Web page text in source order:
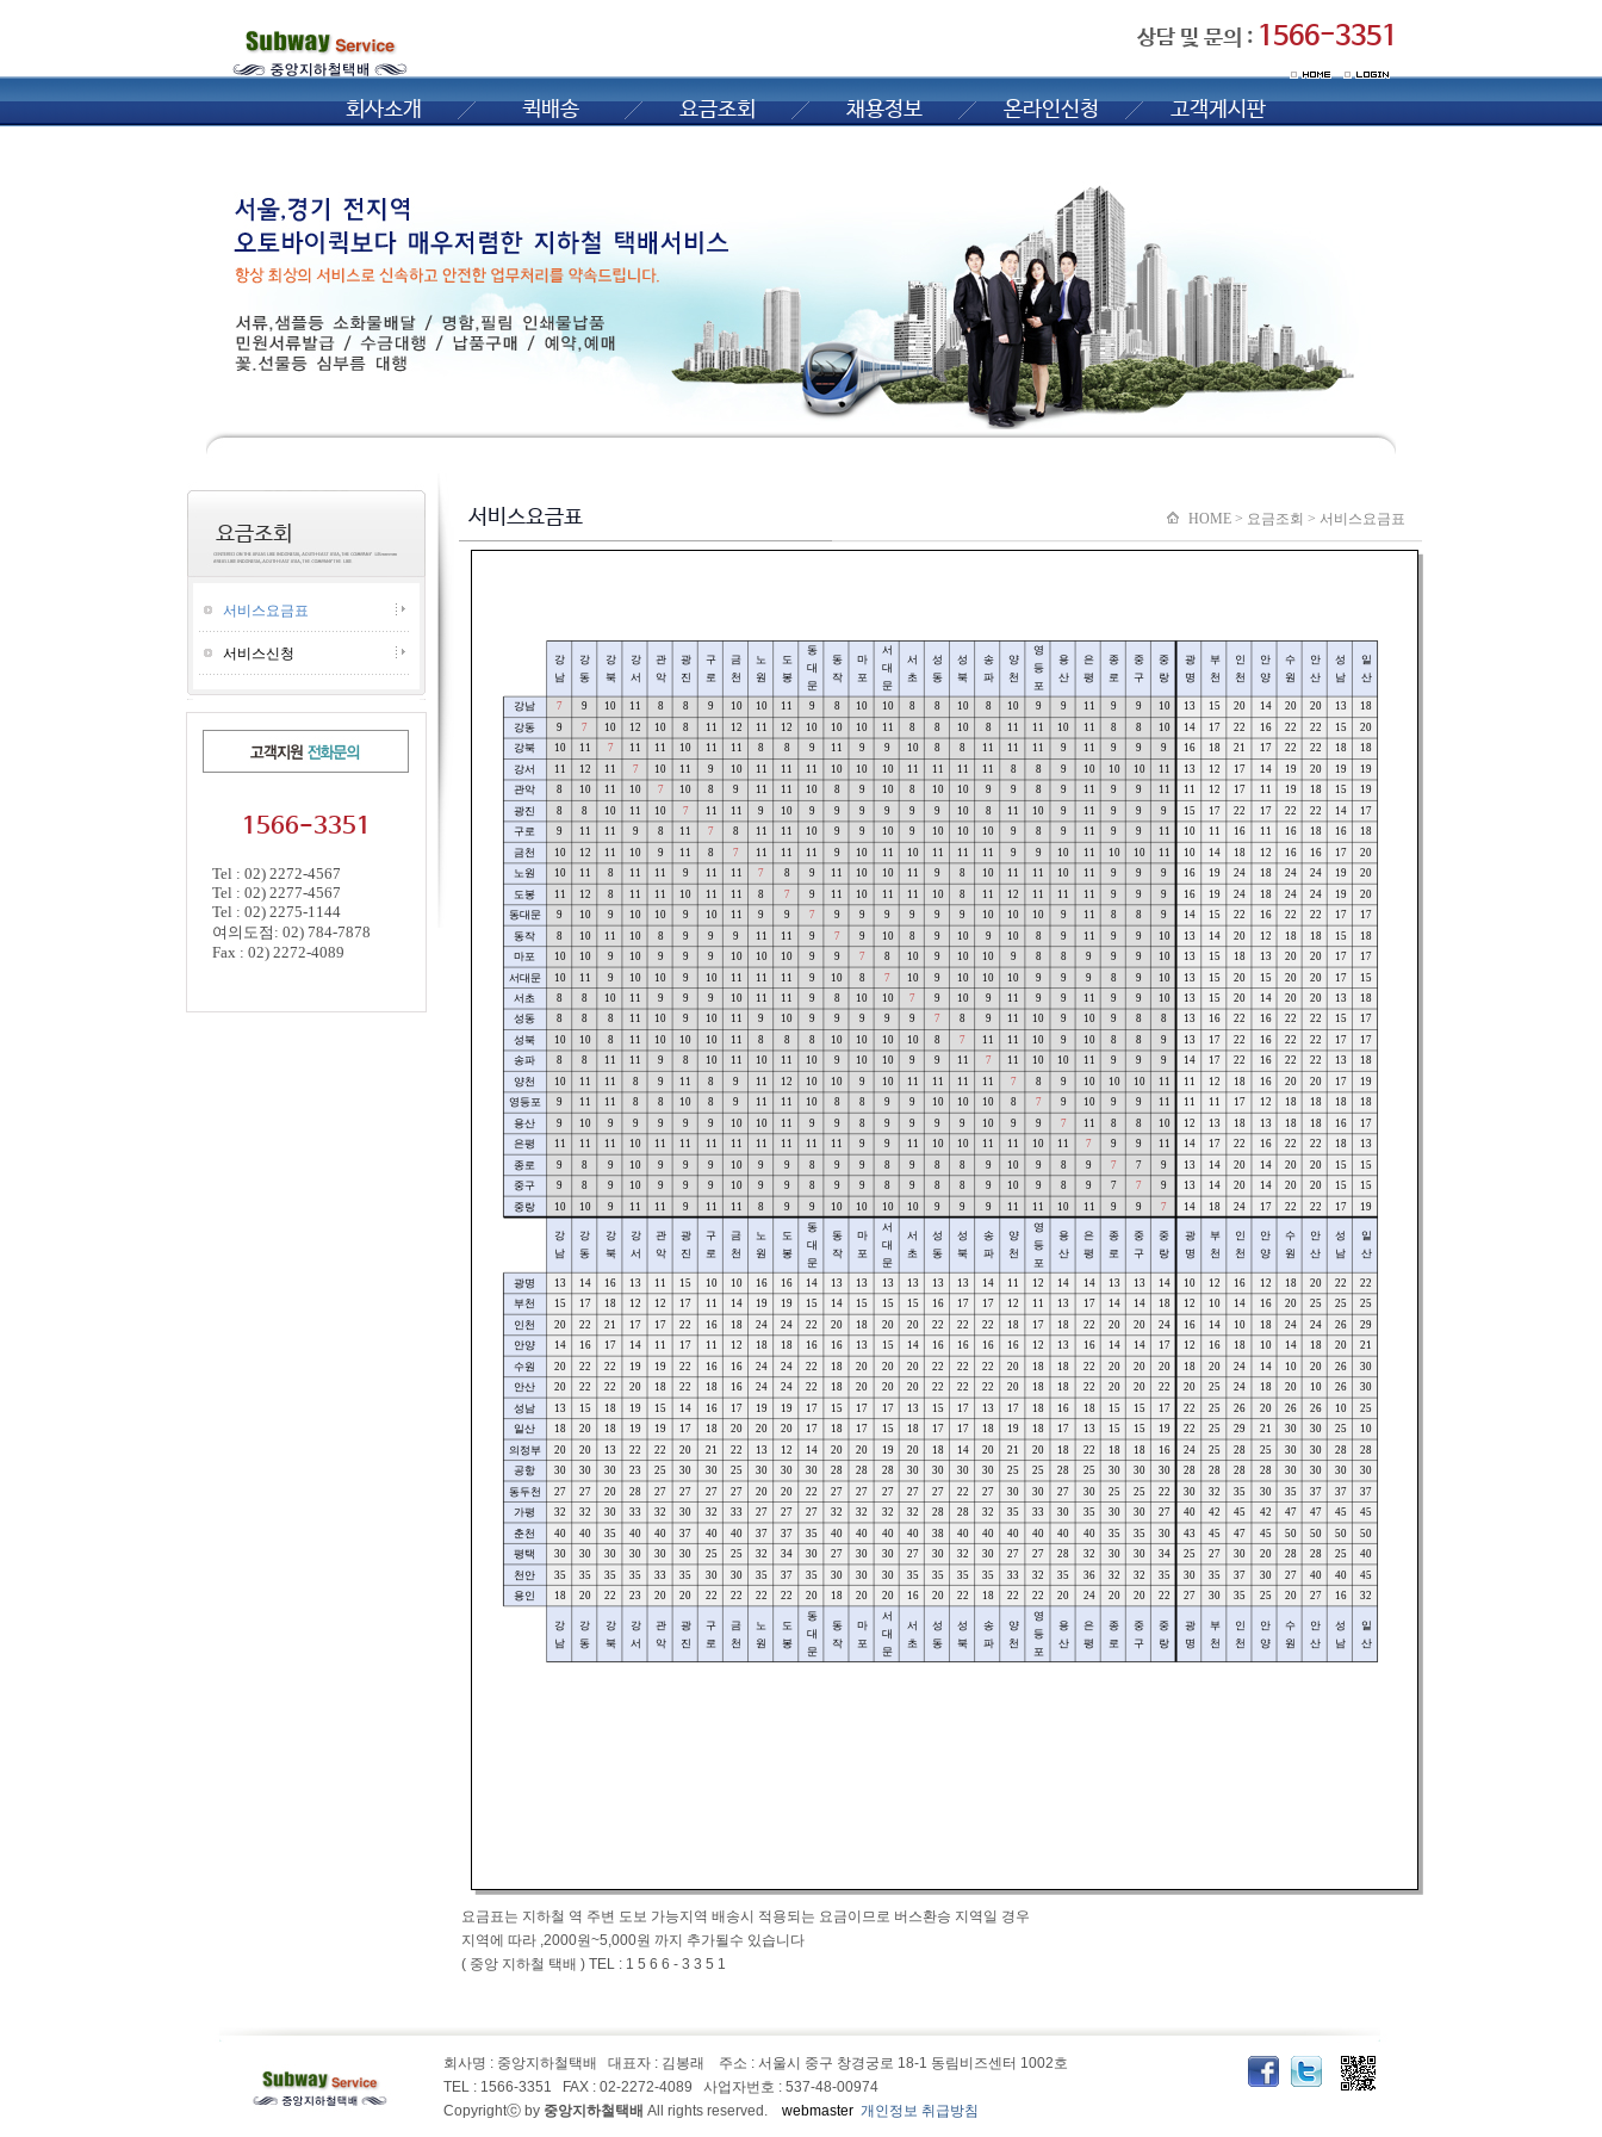
상담 및 문의 : 1566-3351
회사소개 퀵배송 요금조회 채용정보 온라인신청 고객게시판
요금조회
서비스요금표
서비스신청
1566-3351
Tel : 02) 2272-4567
Tel : 02) 2277-4567
Tel : 02) 2275-1144
여의도점: 02) 784-7878
Fax : 02) 2272-4089
서비스요금표 HOME > 요금조회 > 서비스요금표
강
남
강
동
강
북
강
서
관
악
광
진
구
로
금
천
노
원
도
봉
동
대
문
동
작
마
포
서
대
문
서
초
성
동
성
북
송
파
양
천
영
등
포
용
산
은
평
종
로
중
구
중
랑
광
명
부
천
인
천
안
양
수
원
안
산
성
남
일
산
강남 7 9 10 11 8 8 9 10 10 11 9 8 10 10 8 8 10 8 10 9 9 11 9 9 10 13 15 20 14 20 20 13
18
강동
9 7 10 12 10 8 11 12 11 12 10 10 10 11 8 8 10 8 11 11 10 11 8 8 10 14 17 22 16 22 22 15
20
강북
10 11 7 11 11 10 11 11 8 8 9 11 9 9 10 8 8 11 11 11 9 11 9 9 9 16 18 21 17 22 22 18
18
강서
11 12 11 7 10 11 9 10 11 11 11 10 10 10 11 11 11 11 8 8 9 10 10 10 11 13 12 17 14 19 20 19
19
관악
8 10 11 10 7 10 8 9 11 11 10 8 9 10 8 10 10 9 9 8 9 11 9 9 11 11 12 17 11 19 18 15
19
광진
8 8 10 11 10 7 11 11 9 10 9 9 9 9 9 9 10 8 11 10 9 11 9 9 9 15 17 22 17 22 22 14
17
구로
9 11 11 9 8 11 7 8 11 11 10 9 9 10 9 10 10 10 9 8 9 11 9 9 11 10 11 16 11 16 18 16
18
금천
10 12 11 10 9 11 8 7 11 11 11 9 10 11 10 11 11 11 9 9 10 11 10 10 11 10 14 18 12 16 16 17
20
노원
10 11 8 11 11 9 11 11 7 8 9 11 10 10 11 9 8 10 11 11 10 11 9 9 9 16 19 24 18 24 24 19
20
도봉
11 12 8 11 11 10 11 11 8 7 9 11 10 11 11 10 8 11 12 11 11 11 9 9 9 16 19 24 18 24 24 19
20
동대문
9 10 9 10 10 9 10 11 9 9 7 9 9 9 9 9 9 10 10 10 9 11 8 8 9 14 15 22 16 22 22 17
17
동작
8 10 11 10 8 9 9 9 11 11 9 7 9 10 8 9 10 9 10 8 9 11 9 9 10 13 14 20 12 18 18 15
18
마포
10 10 9 10 9 9 9 10 10 10 9 9 7 8 10 9 10 10 9 8 8 9 9 9 10 13 15 18 13 20 20 17
17
서대문
10 11 9 10 10 9 10 11 11 11 9 10 8 7 10 9 10 10 10 9 9 9 8 9 10 13 15 20 15 20 20 17
15
서초
8 8 10 11 9 9 9 10 11 11 9 8 10 10 7 9 10 9 11 9 9 11 9 9 10 13 15 20 14 20 20 13
18
성동
8 8 8 11 10 9 10 11 9 10 9 9 9 9 9 7 8 9 11 10 9 10 9 8 8 13 16 22 16 22 22 15
17
성북
10 10 8 11 10 10 10 11 8 8 8 10 10 10 10 8 7 11 11 10 9 10 8 8 9 13 17 22 16 22 22 17
17
송파
8 8 11 11 9 8 10 11 10 11 10 9 10 10 9 9 11 7 11 10 10 11 9 9 9 14 17 22 16 22 22 13
18
양천
10 11 11 8 9 11 8 9 11 12 10 10 9 10 11 11 11 11 7 8 9 10 10 10 11 11 12 18 16 20 20 17
19
영등포
9 11 11 8 8 10 8 9 11 11 10 8 8 9 9 10 10 10 8 7 9 10 9 9 11 11 11 17 12 18 18 18
18
용산
9 10 9 9 9 9 9 10 10 11 9 9 8 9 9 9 9 10 9 9 7 11 8 8 10 12 13 18 13 18 18 16
17
은평
11 11 11 10 11 11 11 11 11 11 11 11 9 9 11 10 10 11 11 10 11 7 9 9 11 14 17 22 16 22 22 18
13
종로
9 8 9 10 9 9 9 10 9 9 8 9 9 8 9 8 8 9 10 9 8 9 7 7 9 13 14 20 14 20 20 15
15
중구
9 8 9 10 9 9 9 10 9 9 8 9 9 8 9 8 8 9 10 9 8 9 7 7 9 13 14 20 14 20 20 15
15
중랑
10 10 9 11 11 9 11 11 8 9 9 10 10 10 10 9 9 9 11 11 10 11 9 9 7 14 18 24 17 22 22 17 19
강
남
강
동
강
북
강
서
관
악
광
진
구
로
금
천
노
원
도
봉
동
대
문
동
작
마
포
서
대
문
서
초
성
동
성
북
송
파
양
천
영
등
포
용
산
은
평
종
로
중
구
중
랑
광
명
부
천
인
천
안
양
수
원
안
산
성
남
일
산
광명 13 14 16 13 11 15 10 10 16 16 14 13 13 13 13 13 13 14 11 12 14 14 13 13 14 10 12 16 12 18 20 22
22
부천
15 17 18 12 12 17 11 14 19 19 15 14 15 15 15 16 17 17 12 11 13 17 14 14 18 12 10 14 16 20 25 25
25
인천
20 22 21 17 17 22 16 18 24 24 22 20 18 20 20 22 22 22 18 17 18 22 20 20 24 16 14 10 18 24 24 26
29
안양
14 16 17 14 11 17 11 12 18 18 16 16 13 15 14 16 16 16 16 12 13 16 14 14 17 12 16 18 10 14 18 20
21
수원
20 22 22 19 19 22 16 16 24 24 22 18 20 20 20 22 22 22 20 18 18 22 20 20 20 18 20 24 14 10 20 26
30
안산
20 22 22 20 18 22 18 16 24 24 22 18 20 20 20 22 22 22 20 18 18 22 20 20 22 20 25 24 18 20 10 26
30
성남
13 15 18 19 15 14 16 17 19 19 17 15 17 17 13 15 17 13 17 18 16 18 15 15 17 22 25 26 20 26 26 10
25
일산
18 20 18 19 19 17 18 20 20 20 17 18 17 15 18 17 17 18 19 18 17 13 15 15 19 22 25 29 21 30 30 25
10
의정부
20 20 13 22 22 20 21 22 13 12 14 20 20 19 20 18 14 20 21 20 18 22 18 18 16 24 25 28 25 30 30 28
28
공항
30 30 30 23 25 30 30 25 30 30 30 28 28 28 30 30 30 30 25 25 28 25 30 30 30 28 28 28 28 30 30 30
30
동두천
27 27 20 28 27 27 27 27 20 20 22 27 27 27 27 27 22 27 30 30 27 30 25 25 22 30 32 35 30 35 37 37
37
가평
32 32 30 33 32 30 32 33 27 27 27 32 32 32 32 28 28 32 35 33 30 35 30 30 27 40 42 45 42 47 47 45
45
춘천
40 40 35 40 40 37 40 40 37 37 35 40 40 40 40 38 40 40 40 40 40 40 35 35 30 43 45 47 45 50 50 50
50
평택
30 30 30 30 30 30 25 25 32 34 30 27 30 30 27 30 32 30 27 27 28 32 30 30 34 25 27 30 20 28 28 25
40
천안
35 35 35 35 33 35 30 30 35 37 35 30 30 30 35 35 35 35 33 32 35 36 32 32 35 30 35 37 30 27 40 40
45
용인
18 20 22 23 20 20 22 22 22 22 20 18 20 20 16 20 22 18 22 22 20 24 20 20 22 27 30 35 25 20 27 16 32
강
남
강
동
강
북
강
서
관
악
광
진
구
로
금
천
노
원
도
봉
동
대
문
동
작
마
포
서
대
문
서
초
성
동
성
북
송
파
양
천
영
등
포
용
산
은
평
종
로
중
구
중
랑
광
명
부
천
인
천
안
양
수
원
안
산
성
남
일
산
요금표는 지하철 역 주변 도보 가능지역 배송시 적용되는 요금이므로 버스환승 지역일 경우
지역에 따라 ,2000원~5,000원 까지 추가될수 있습니다
( 중앙 지하철 택배 ) TEL : 1 5 6 6 - 3 3 5 1
회사명 : 중앙지하철택배 대표자 : 김봉래 주소 : 서울시 중구 창경궁로 18-1 동림비즈센터 1002호
TEL : 1566-3351 FAX : 02-2272-4089 사업자번호 : 537-48-00974
Copyrightⓒ by 중앙지하철택배 All rights reserved. webmaster 개인정보 취급방침